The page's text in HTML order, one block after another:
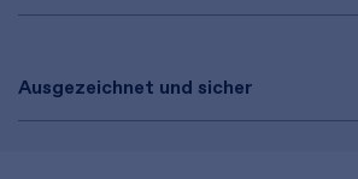
Ausgezeichnet und sicher